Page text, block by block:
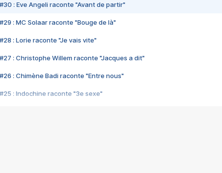
#30 : Eve Angeli raconte "Avant de partir"
#29 : MC Solaar raconte "Bouge de là"
#28 : Lorie raconte "Je vais vite"
#27 : Christophe Willem raconte "Jacques a dit"
#26 : Chimène Badi raconte "Entre nous"
#25 : Indochine raconte "3e sexe"